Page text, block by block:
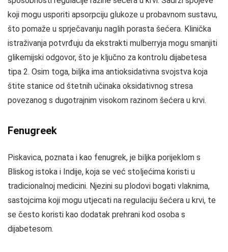
koji mogu usporiti apsorpciju glukoze u probavnom sustavu,
što pomaže u sprječavanju naglih porasta šećera. Klinička
istraživanja potvrđuju da ekstrakti mulberryja mogu smanjiti
glikemijski odgovor, što je ključno za kontrolu dijabetesa
tipa 2. Osim toga, biljka ima antioksidativna svojstva koja
štite stanice od štetnih učinaka oksidativnog stresa
povezanog s dugotrajnim visokom razinom šećera u krvi.
Fenugreek
Piskavica, poznata i kao fenugrek, je biljka porijeklom s
Bliskog istoka i Indije, koja se već stoljećima koristi u
tradicionalnoj medicini. Njezini su plodovi bogati vlaknima,
sastojcima koji mogu utjecati na regulaciju šećera u krvi, te
se često koristi kao dodatak prehrani kod osoba s
dijabetesom.